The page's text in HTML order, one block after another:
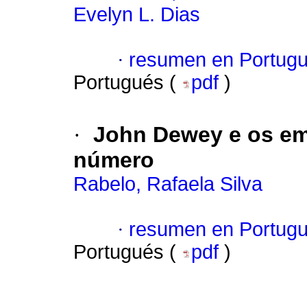
Evelyn L. Dias
· resumen en
Portugués (
pdf )
· John Dewey e os
número
Rabelo, Rafaela Silva
· resumen en
Portugués (
pdf )